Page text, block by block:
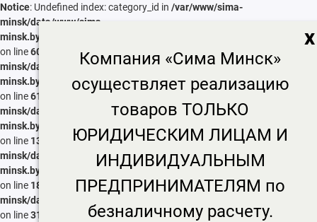
Notice: Undefined index: category_id in /var/www/sima-
minsk/data/www/sima-
minsk.by/catalog/controller/extension/module/
on line60 : Undefined index: category_id in
/var/www/sima-
minsk/data/www/sima-
minsk.by/catalog/controller/extension/module/
on line61 : Undefined index: category_id in
/var/www/sima-
minsk/data/www/sima-
minsk.by/catalog/controller/extension/module/
on line 133 Notice: Undefined index: category_id in/var/www/sima-
minsk/data/www/sima-
minsk.by/catalog/controller/extension/module/
on line 187 : Undefined index: noindex in/var/www/sima-
minsk/data/www/storage/modification/catalog/controller/product/
on line316 : Undefined index: meta_h1 in /var/www/sima-
x
Компания «Сима Минск»
осуществляет реализацию
товаров ТОЛЬКО
ЮРИДИЧЕСКИМ ЛИЦАМ И
ИНДИВИДУАЛЬНЫМ
ПРЕДПРИНИМАТЕЛЯМ по
безналичному расчету.